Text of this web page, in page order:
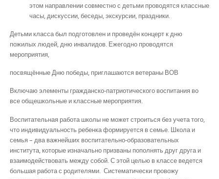
этом направлении совместно с детьми проводятся классные
часы, дискуссии, беседы, экскурсии, праздники.
Детьми класса был подготовлен и проведён концерт к дню
пожилых людей, дню инвалидов. Ежегодно проводятся
мероприятия,
посвящённые Дню победы, приглашаются ветераны ВОВ
Включаю элементы гражданско-патриотического воспитания во
все общешкольные и классные мероприятия.
Воспитательная работа школы не может строиться без учета того,
что индивидуальность ребенка формируется в семье. Школа и
семья – два важнейших воспитательно-образовательных
института, которые изначально призваны пополнять друг друга и
взаимодействовать между собой. С этой целью в классе ведется
большая работа с родителями. Систематически провожу